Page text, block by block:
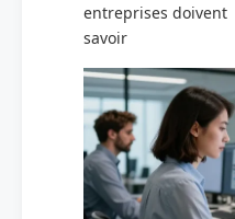
entreprises doivent
savoir